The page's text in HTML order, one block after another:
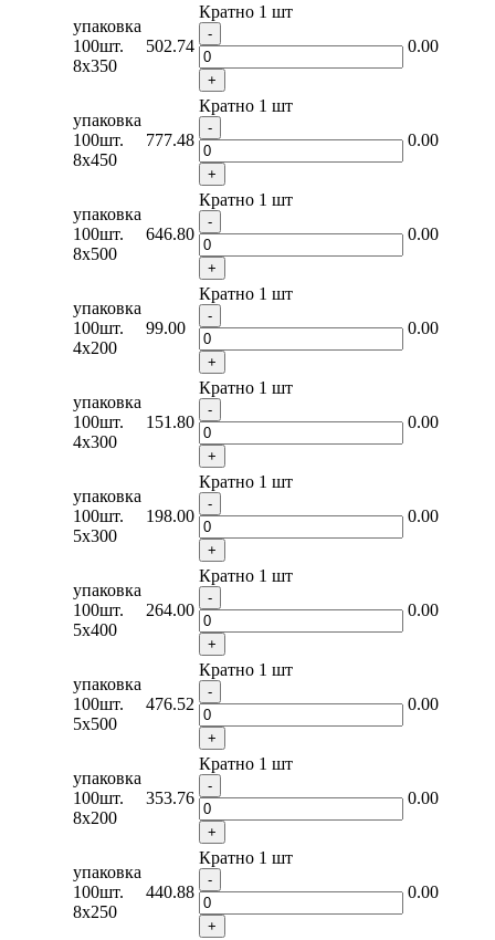
упаковка
100шт.
8х350
502.74
Кратно 1 шт
-
+
0.00
упаковка
100шт.
8х450
777.48
Кратно 1 шт
-
+
0.00
упаковка
100шт.
8х500
646.80
Кратно 1 шт
-
+
0.00
упаковка
100шт.
4x200
99.00
Кратно 1 шт
-
+
0.00
упаковка
100шт.
4x300
151.80
Кратно 1 шт
-
+
0.00
упаковка
100шт.
5x300
198.00
Кратно 1 шт
-
+
0.00
упаковка
100шт.
5x400
264.00
Кратно 1 шт
-
+
0.00
упаковка
100шт.
5х500
476.52
Кратно 1 шт
-
+
0.00
упаковка
100шт.
8x200
353.76
Кратно 1 шт
-
+
0.00
упаковка
100шт.
8x250
440.88
Кратно 1 шт
-
+
0.00